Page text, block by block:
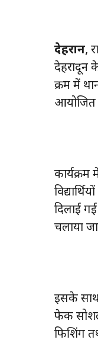
देहरादून,
देहरादून
क्रम में
आयोजित
कार्यक्रम
दिलाई
चलाया
इसके साथ
फेक
फिशिंग